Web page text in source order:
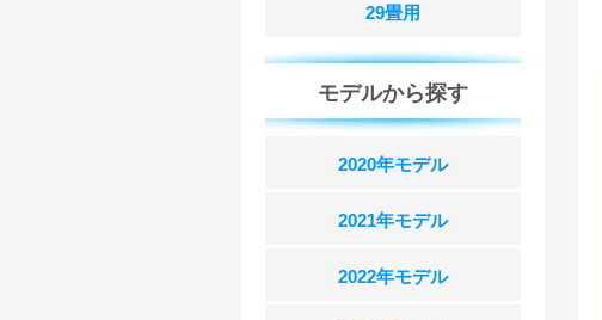
29畳用
モデルから探す
2020年モデル
2021年モデル
2022年モデル